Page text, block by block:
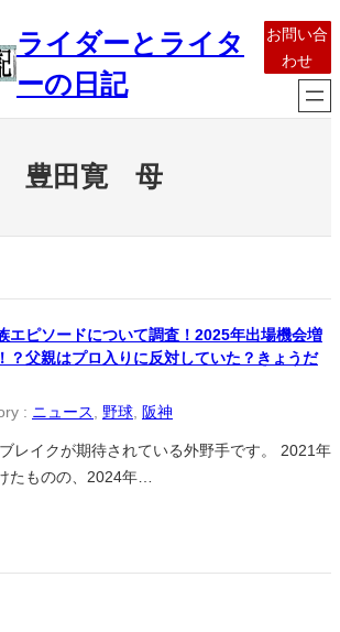
ライダーとライタ
ーの日記
お問い合
わせ
豊田寛 母
エピソードについて調査！2025年出場機会増
？父親はプロ入りに反対していた？きょうだ
: ニュース 野球 阪神
レイクが期待されている外野手です。 2021年
たものの、2024年…